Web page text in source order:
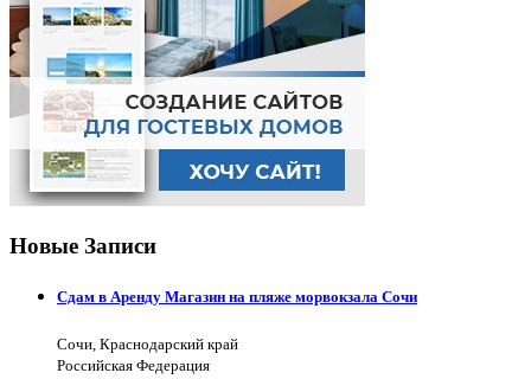
Новые Записи
Сдам в Аренду Магазин на пляже морвокзала Сочи
Сочи, Краснодарский край
Российская Федерация